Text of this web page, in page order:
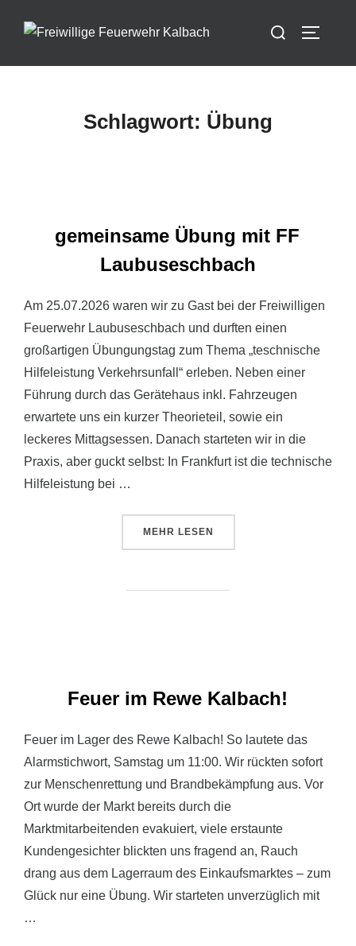
Inhalt
Suchen
Schlagwort: Übung
gemeinsame Übung mit FF
Laubuseschbach
Am 25.07.2026 waren wir zu Gast bei der Freiwilligen
Feuerwehr Laubuseschbach und durften einen
großartigen Übungungstag zum Thema „teschnische
Hilfeleistung Verkehrsunfall“ erleben. Neben einer
Führung durch das Gerätehaus inkl. Fahrzeugen
erwartete uns ein kurzer Theorieteil, sowie ein
leckeres Mittagsessen. Danach starteten wir in die
Praxis, aber guckt selbst: In Frankfurt ist die technische
Hilfeleistung bei …
MEHR ÜBER „GEMEINSAME ÜBUNG
LESEN
Feuer im Rewe Kalbach!
Feuer im Lager des Rewe Kalbach! So lautete das
Alarmstichwort, Samstag um 11:00. Wir rückten sofort
zur Menschenrettung und Brandbekämpfung aus. Vor
Ort wurde der Markt bereits durch die
Marktmitarbeitenden evakuiert, viele erstaunte
Kundengesichter blickten uns fragend an, Rauch
drang aus dem Lagerraum des Einkaufsmarktes – zum
Glück nur eine Übung. Wir starteten unverzüglich mit
…